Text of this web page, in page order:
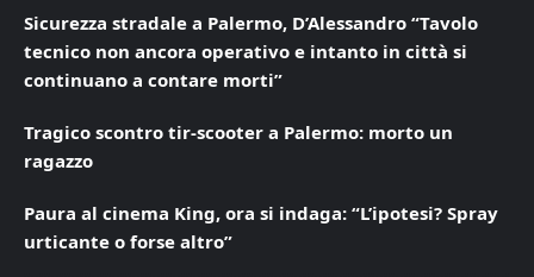
Sicurezza stradale a Palermo, D’Alessandro “Tavolo
tecnico non ancora operativo e intanto in città si
continuano a contare morti”
Tragico scontro tir-scooter a Palermo: morto un
ragazzo
Paura al cinema King, ora si indaga: “L’ipotesi? Spray
urticante o forse altro”